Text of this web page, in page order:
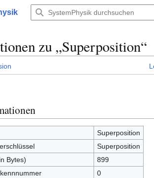
zu „Superposition“
Superposition
Superposition
Bytes)
899
0